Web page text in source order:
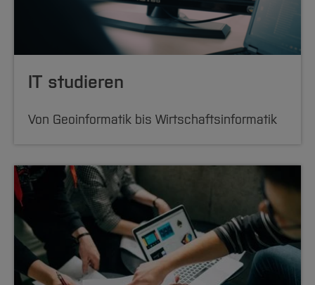
IT studieren
Von Geoinformatik bis Wirtschaftsinformatik